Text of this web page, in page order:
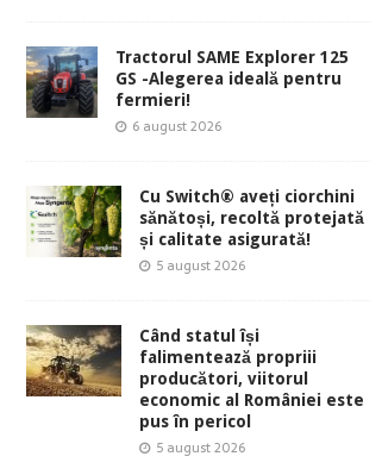
Tractorul SAME Explorer 125
GS -Alegerea ideală pentru
fermieri!
6 august 2026
Cu Switch® aveți ciorchini
sănătoși, recoltă protejată
și calitate asigurată!
5 august 2026
Când statul își
falimentează propriii
producători, viitorul
economic al României este
pus în pericol
5 august 2026